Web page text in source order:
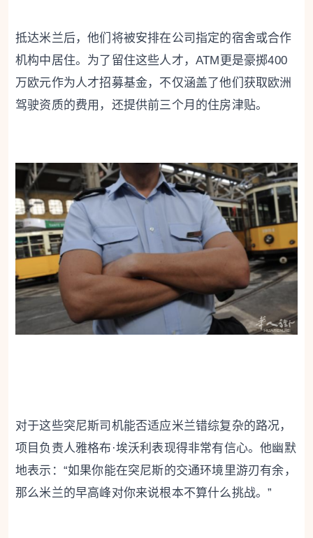
抵达米兰后，他们将被安排在公司指定的宿舍或合作
机构中居住。为了留住这些人才，ATM更是豪掷400
万欧元作为人才招募基金，不仅涵盖了他们获取欧洲
驾驶资质的费用，还提供前三个月的住房津贴。
对于这些突尼斯司机能否适应米兰错综复杂的路况，
项目负责人雅格布·埃沃利表现得非常有信心。他幽默
地表示：“如果你能在突尼斯的交通环境里游刃有余，
那么米兰的早高峰对你来说根本不算什么挑战。”